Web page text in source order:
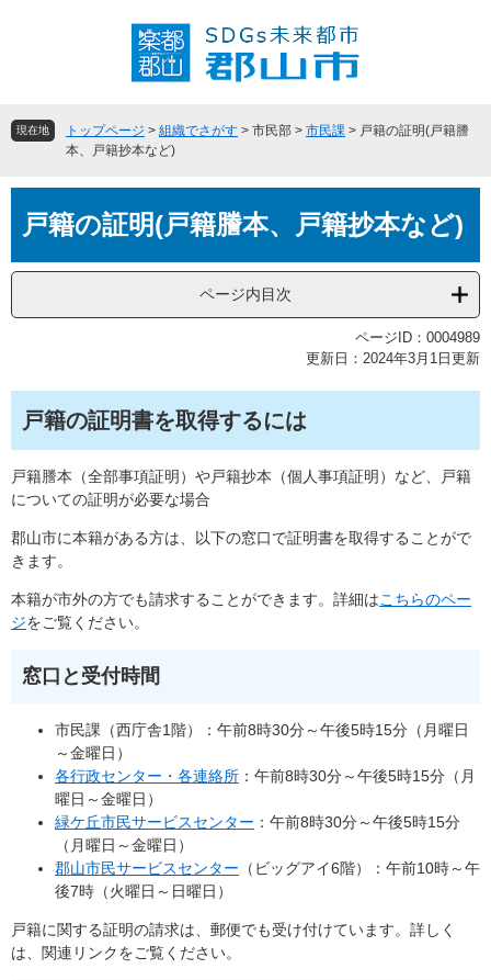
頭
飛
へ
現在地 トップページ > 組織でさがす > 市民部 > 市民課 > 戸籍の証明(戸籍謄
本、戸籍抄本など)
戸籍の証明(戸籍謄本、戸籍抄本など)
ページ内目次
ページID：0004989
更新日：2024年3月1日更新
戸籍の証明書を取得するには
戸籍謄本（全部事項証明）や戸籍抄本（個人事項証明）など、戸籍
についての証明が必要な場合
郡山市に本籍がある方は、以下の窓口で証明書を取得することがで
きます。
本籍が市外の方でも請求することができます。詳細はこちらのペー
ジをご覧ください。
窓口と受付時間
市民課（西庁舎1階）：午前8時30分～午後5時15分（月曜日
～金曜日）
各行政センター・各連絡所 ：午前8時30分～午後5時15分（月
曜日～金曜日）
緑ケ丘市民サービスセンター ：午前8時30分～午後5時15分
（月曜日～金曜日）
郡山市民サービスセンター （ビッグアイ6階）：午前10時～午
後7時（火曜日～日曜日）
戸籍に関する証明の請求は、郵便でも受け付けています。詳しく
は、関連リンクをご覧ください。